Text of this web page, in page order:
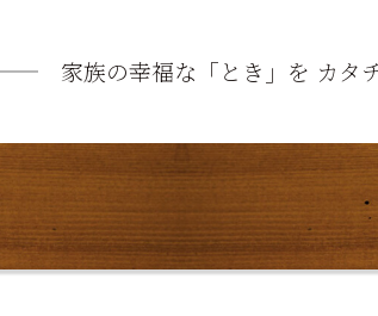
家族の幸福な「とき」を カタ